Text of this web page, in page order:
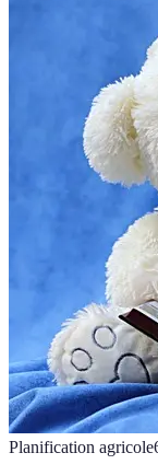
Planification agricole